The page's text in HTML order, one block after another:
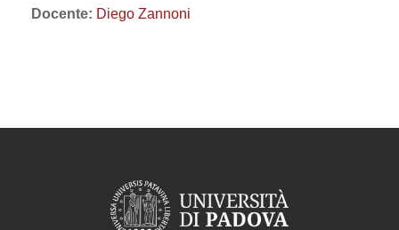
Docente: Diego Zannoni